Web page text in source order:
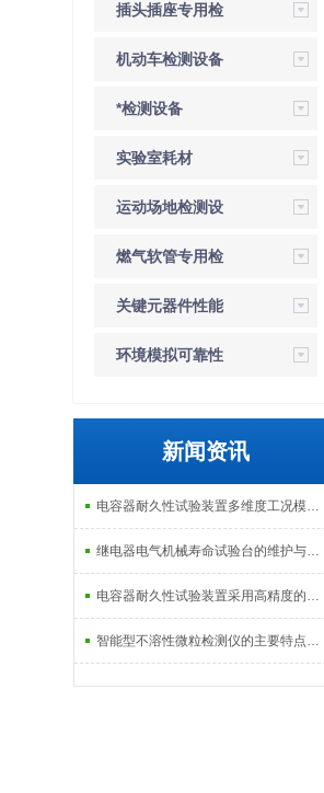
插头插座专用检
验设备
机动车检测设备
*检测设备
实验室耗材
运动场地检测设
备
燃气软管专用检
测仪器
关键元器件性能
检测设备
环境模拟可靠性
新闻资讯
电容器耐久性试验装置多维度工况模拟子系统分享
继电器电气机械寿命试验台的维护与校准方式
电容器耐久性试验装置采用高精度的温度控制系统
智能型不溶性微粒检测仪的主要特点及基本工作流程介绍